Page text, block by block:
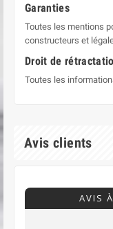
Garanties
Toutes les mentions
constructeurs et
Droit de
Toutes les
Avis clients
AVIS